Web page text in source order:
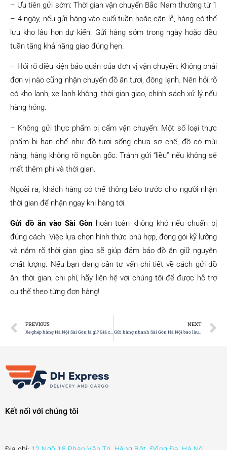
– Ưu tiên gửi sớm: Thời gian vận chuyển Bắc Nam thường từ 1
– 4 ngày, nếu gửi hàng vào cuối tuần hoặc cận lễ, hàng có thể
lưu kho lâu hơn dự kiến. Gửi hàng sớm trong ngày hoặc đầu
tuần tăng khả năng giao đúng hẹn.
– Hỏi rõ điều kiện bảo quản của đơn vị vận chuyển: Không phải
đơn vị nào cũng nhận chuyển đồ ăn tươi, đông lạnh. Nên hỏi rõ
có kho lạnh, xe lạnh không, thời gian giao, chính sách xử lý nếu
hàng hỏng.
– Không gửi thực phẩm bị cấm vận chuyển: Một số loại thực
phẩm bị hạn chế như đồ tươi sống chưa sơ chế, đồ có mùi
nặng, hàng không rõ nguồn gốc. Tránh gửi “liều” nếu không sẽ
mất thêm phí và thời gian.
Ngoài ra, khách hàng có thể thông báo trước cho người nhận
thời gian để nhận ngay khi hàng tới.
Gửi đồ ăn vào Sài Gònhoàn toàn không khó nếu chuẩn bị
đúng cách. Việc lựa chọn hình thức phù hợp, đóng gói kỹ lưỡng
và nắm rõ thời gian giao sẽ giúp đảm bảo đồ ăn giữ nguyên
chất lượng. Nếu bạn đang cần tư vấn chi tiết về cách gửi đồ
ăn, thời gian, chi phí, hãy liên hệ với chúng tôi để được hỗ trợ
cụ thể theo từng đơn hàng!
PREVIOUS
Xe ghép hàng Hà Nội Sài Gòn là gì? Giá cước & kinh nghiệm tiết kiệm
NEXT
Gửi hàng nhanh Sài Gòn Hà Nội bao lâu? Cách gửi nhanh nhất
Kết nối với chúng tôi